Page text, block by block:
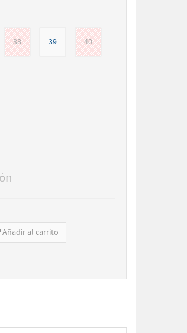
38 39 40
Añadir al carrito